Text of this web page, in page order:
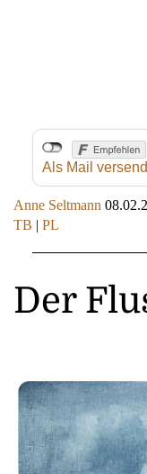
Als Mail
Anne Seltmann
TB | PL
Der